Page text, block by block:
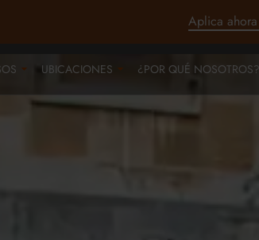
Aplica
UBICACIONES ¿POR QUÉ NOSOTROS?